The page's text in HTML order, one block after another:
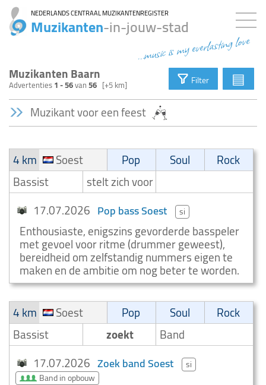
NEDERLANDS CENTRAAL MUZIKANTENREGISTER
Muzikanten-in-jouw-stad
...music is my everlasting love
Muzikanten Baarn
Advertenties1 - 56van56 [+5 km] Filter ▤
Muzikant voor een feest
4 km Soest Pop Soul
Rock
Bassist
stelt zich voor
17.07.2026 Pop bass Soest si
Enthousiaste, enigszins gevorderde basspeler
met gevoel voor ritme (drummer geweest),
bereidheid om zelfstandig nummers eigen te
maken en de ambitie om nog beter te worden.
4 km
Soest Pop Soul
Rock
Bassist
zoekt
Band
17.07.2026 Zoek band Soest
si
Band in opbouw